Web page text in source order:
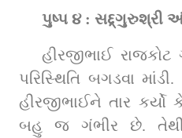
પુષ્પ ૪ : સદ્દ્ગુરુશ્રી
હીરજીભાઈ રાજકોટ
પરિસ્થિતિ બગડવા
હીરજીભાઈને તાર કર્યો
બહુ જ ગંભીર છે.